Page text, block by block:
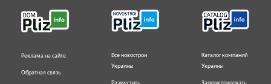
Реклама на сайте
Обратная связь
Все новострои
Украины
Каталог компаний
Украины